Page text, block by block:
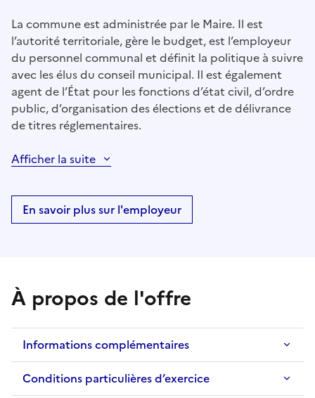
La commune est administrée par le Maire. Il est
l’autorité territoriale, gère le budget, est l’employeur
du personnel communal et définit la politique à suivre
avec les élus du conseil municipal. Il est également
agent de l’État pour les fonctions d’état civil, d’ordre
public, d’organisation des élections et de délivrance
de titres réglementaires.
Afficher la suite
En savoir plus sur l'employeur
À propos de l'offre
Informations complémentaires
Conditions particulières d’exercice